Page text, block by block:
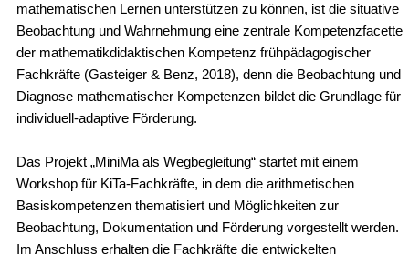
mathematischen Lernen unterstützen zu können, ist die situative
Beobachtung und Wahrnehmung eine zentrale Kompetenzfacette
der mathematikdidaktischen Kompetenz frühpädagogischer
Fachkräfte (Gasteiger & Benz, 2018), denn die Beobachtung und
Diagnose mathematischer Kompetenzen bildet die Grundlage für
individuell-adaptive Förderung.
Das Projekt „MiniMa als Wegbegleitung“ startet mit einem
Workshop für KiTa-Fachkräfte, in dem die arithmetischen
Basiskompetenzen thematisiert und Möglichkeiten zur
Beobachtung, Dokumentation und Förderung vorgestellt werden.
Im Anschluss erhalten die Fachkräfte die entwickelten